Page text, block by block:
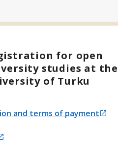
for open
studies at the
of Turku
and terms of payment